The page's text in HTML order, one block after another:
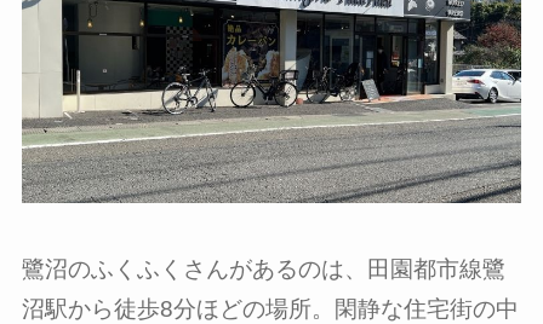
鷺沼のふくふくさんがあるのは、田園都市線鷺
沼駅から徒歩8分ほどの場所。閑静な住宅街の中